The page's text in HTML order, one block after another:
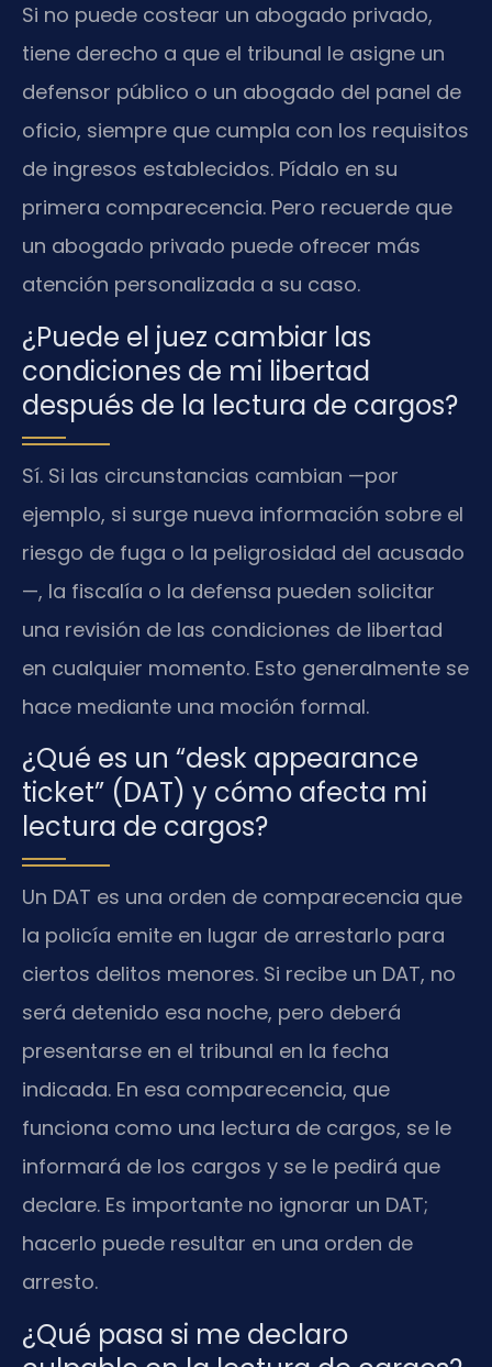
Si no puede costear un abogado privado,
tiene derecho a que el tribunal le asigne un
defensor público o un abogado del panel de
oficio, siempre que cumpla con los requisitos
de ingresos establecidos. Pídalo en su
primera comparecencia. Pero recuerde que
un abogado privado puede ofrecer más
atención personalizada a su caso.
¿Puede el juez cambiar las
condiciones de mi libertad
después de la lectura de cargos?
Sí. Si las circunstancias cambian —por
ejemplo, si surge nueva información sobre el
riesgo de fuga o la peligrosidad del acusado
—, la fiscalía o la defensa pueden solicitar
una revisión de las condiciones de libertad
en cualquier momento. Esto generalmente se
hace mediante una moción formal.
¿Qué es un “desk appearance
ticket” (DAT) y cómo afecta mi
lectura de cargos?
Un DAT es una orden de comparecencia que
la policía emite en lugar de arrestarlo para
ciertos delitos menores. Si recibe un DAT, no
será detenido esa noche, pero deberá
presentarse en el tribunal en la fecha
indicada. En esa comparecencia, que
funciona como una lectura de cargos, se le
informará de los cargos y se le pedirá que
declare. Es importante no ignorar un DAT;
hacerlo puede resultar en una orden de
arresto.
¿Qué pasa si me declaro